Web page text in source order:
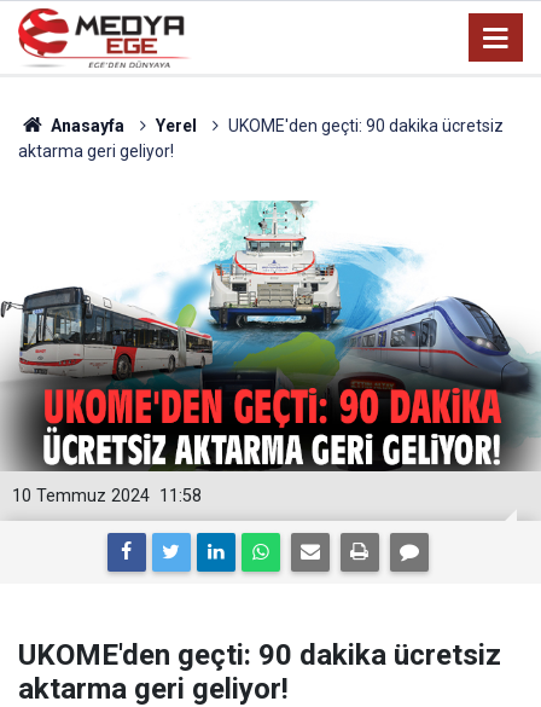
Anasayfa Yerel
UKOME'den geçti: 90 dakika ücretsiz
aktarma geri geliyor!
11:58
10 Temmuz 2024
UKOME'den geçti: 90 dakika ücretsiz
aktarma geri geliyor!